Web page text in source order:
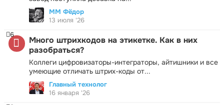
ММ Фёдор
13 июля '26
Много штрихкодов на этикетке. Как в них
разобраться?
Коллеги цифровизаторы-интеграторы, айтишники и все
умеющие отличать штрих-коды от...
6
Главный технолог
16 января '26